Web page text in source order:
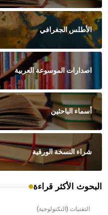
الأطلس الجغرافي
اصدارات الموسوعة العربية
أسماء الباحثين
شراء النسخة الورقية
البحوث الأكثر قراءة
التقنيات (التكنولوجية)